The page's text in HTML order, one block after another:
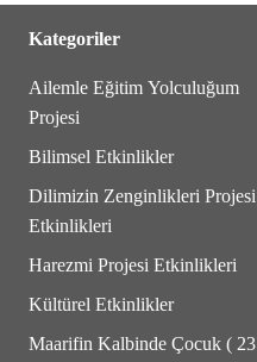
Kategoriler
Ailemle Eğitim Yolculuğum
Projesi
Bilimsel Etkinlikler
Dilimizin Zenginlikleri Projesi
Etkinlikleri
Harezmi Projesi Etkinlikleri
Kültürel Etkinlikler
Maarifin Kalbinde Çocuk ( 23